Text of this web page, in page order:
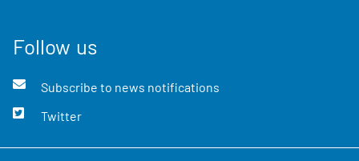
Follow us
Subscribe to news notifications
Twitter